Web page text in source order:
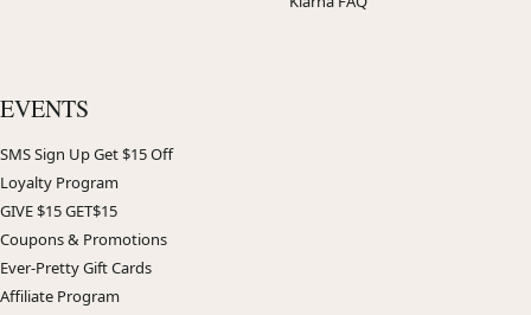
EVENTS
SMS Sign Up Get $15 Off
Loyalty Program
GIVE $15 GET$15
Coupons & Promotions
Ever-Pretty Gift Cards
Affiliate Program